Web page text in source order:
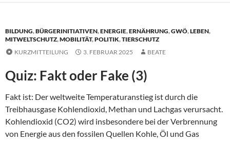
BILDUNG,BÜRGERINITIATIVEN,ENERGIE,ERNÄHRUNG,GWÖ,LEBEN,
MITWELTSCHUTZ,MOBILITÄT,POLITIK,TIERSCHUTZ
KURZMITTEILUNG
3. FEBRUAR 2025 BEATE
Quiz: Fakt oder Fake (3)
Fakt ist: Der weltweite Temperaturanstieg ist durch die
Treibhausgase Kohlendioxid, Methan und Lachgas verursacht.
Kohlendioxid (CO2) wird insbesondere bei der Verbrennung
von Energie aus den fossilen Quellen Kohle, Öl und Gas